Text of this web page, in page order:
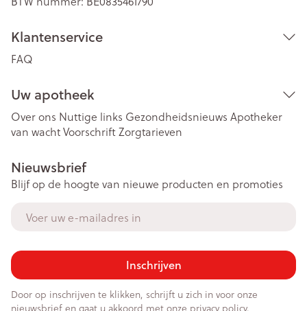
Klantenservice
FAQ
Uw apotheek
Over ons Nuttige links Gezondheidsnieuws Apotheker
van wachtVoorschriftZorgtarieven
Nieuwsbrief
Blijf op de hoogte van nieuwe producten en promoties
Inschrijven
Door op inschrijven te klikken, schrijft u zich in voor onze
nieuwsbrief en gaat u akkoord met onze privacy policy.